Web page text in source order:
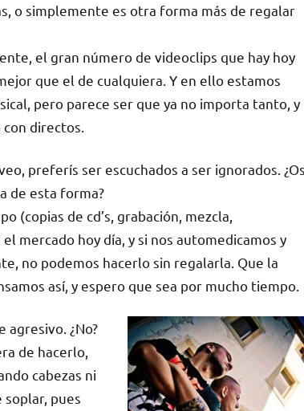
o simplemente es otra forma más de regalar
el gran número de videoclips que hay hoy
que el de cualquiera. Y en ello estamos
pero parece ser que ya no importa tanto, y
directos.
preferís ser escuchados a ser ignorados.
de esta forma?
(copias de cd’s, grabación, mezcla,
mercado hoy día, y si nos automedicamos y
no podemos hacerlo sin regalarla. Que la
así, y espero que sea por mucho tiempo.
agresivo. ¿No?
de hacerlo,
cabezas ni
soplar, pues